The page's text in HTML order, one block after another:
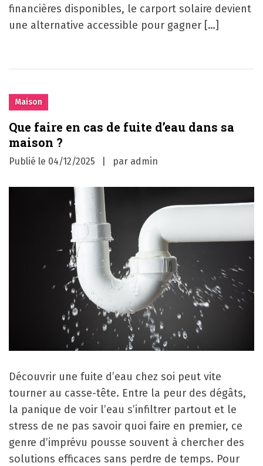
financières disponibles, le carport solaire devient
une alternative accessible pour gagner […]
Maison
Que faire en cas de fuite d’eau dans sa
maison ?
Publié le 04/12/2025 par admin
Découvrir une fuite d’eau chez soi peut vite
tourner au casse-tête. Entre la peur des dégâts,
la panique de voir l’eau s’infiltrer partout et le
stress de ne pas savoir quoi faire en premier, ce
genre d’imprévu pousse souvent à chercher des
solutions efficaces sans perdre de temps. Pour